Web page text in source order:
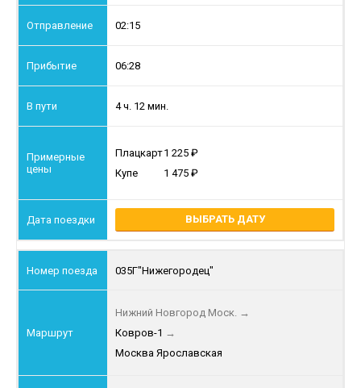
02:15
06:28
4 ч. 12 мин.
Плацкарт1 225
Купе
1 475
ВЫБРАТЬ ДАТУ
035Г"Нижегородец"
Нижний Новгород Моск. →
Ковров-1 →
Москва Ярославская